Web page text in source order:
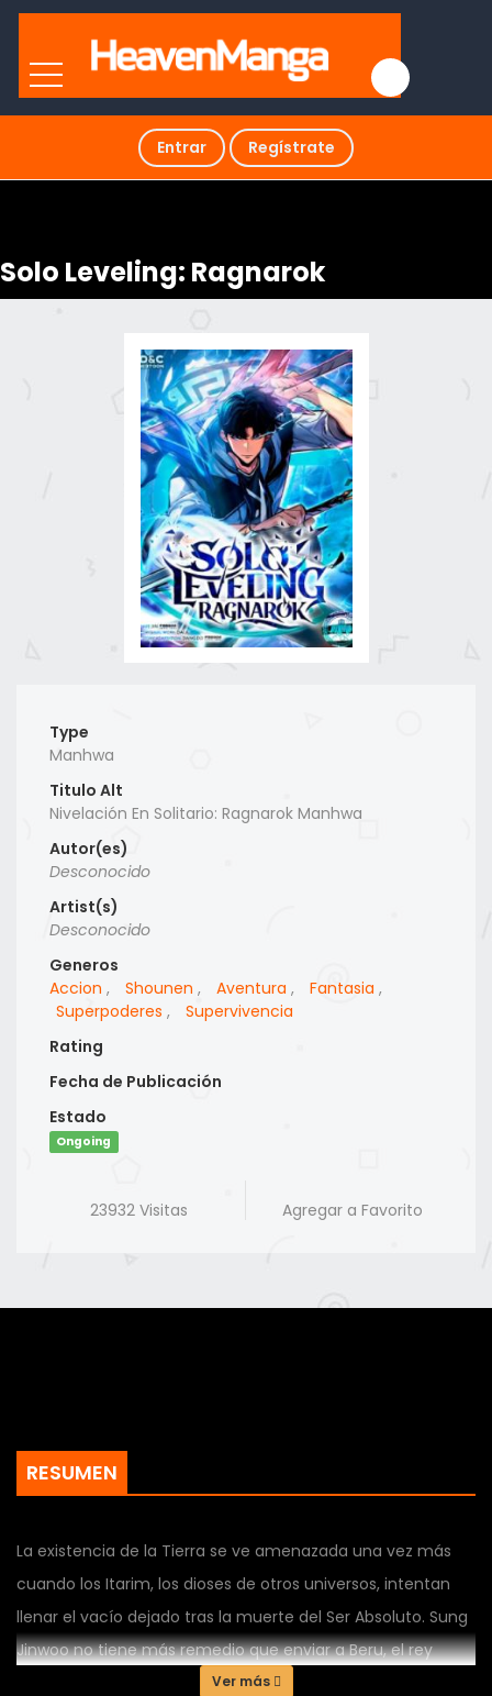
Entrar Regístrate
Solo Leveling: Ragnarok
Type
Manhwa
Titulo Alt
Nivelación En Solitario: Ragnarok Manhwa
Autor(es)
Desconocido
Artist(s)
Desconocido
Generos
Accion , Shounen , Aventura , Fantasia ,
Superpoderes ,
Supervivencia
Rating
Fecha de Publicación
Estado
Ongoing
23932 Visitas Agregar a Favorito
RESUMEN
La existencia de la Tierra se ve amenazada una vez más
cuando los Itarim, los dioses de otros universos, intentan
llenar el vacío dejado tras la muerte del Ser Absoluto. Sung
Jinwoo no tiene más remedio que enviar a Beru, el rey
hormiga de las sombras, para despertar los poderes...
Ver más